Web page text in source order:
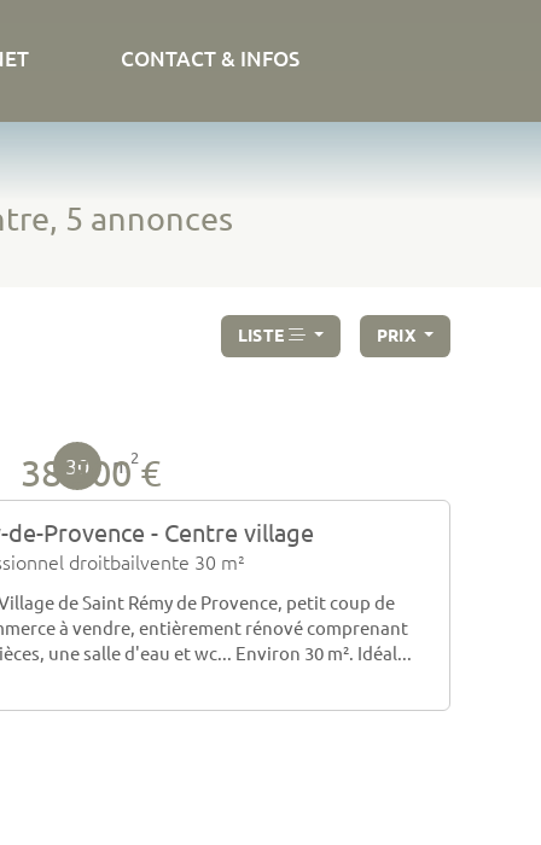
CONTACT & INFOS
5 annonces
LISTE PRIX
38 500 €
30 m2
de-Provence - Centre village
droitbailvente 30 m²
de Saint Rémy de Provence, petit coup de
à vendre, entièrement rénové comprenant
une salle d'eau et wc... Environ 30 m². Idéal...